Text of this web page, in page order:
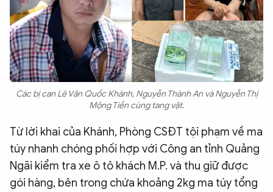
Infographic
Chuyên trang An ninh thế giớiVăn nghệ Công an
Chuyên đề
Các bị can Lê Văn Quốc Khánh, Nguyễn Thành An và Nguyễn Thị
Mộng Tiền cùng tang vật.
Từ lời khai của Khánh, Phòng CSĐT tội phạm về ma
túy nhanh chóng phối hợp với Công an tỉnh Quảng
Ngãi kiểm tra xe ô tô khách M.P. và thu giữ được
gói hàng, bên trong chứa khoảng 2kg ma túy tổng